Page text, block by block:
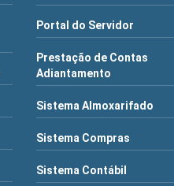
Portal do Servidor
Prestação de Contas
Adiantamento
Sistema Almoxarifado
Sistema Compras
Sistema Contábil